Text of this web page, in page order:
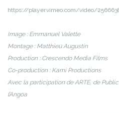
https://player.vimeo.com/video/
Image : Emmanuel Valette
Montage : Matthieu Augustin
Production : Crescendo Media Films
Co-production : Kami Productions
Avec la participation de ARTE, de
l’Angoa